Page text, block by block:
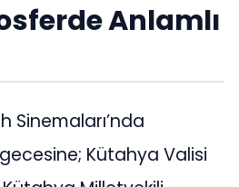
Anlamlı
Sinemaları’nda
Kütahya Valisi